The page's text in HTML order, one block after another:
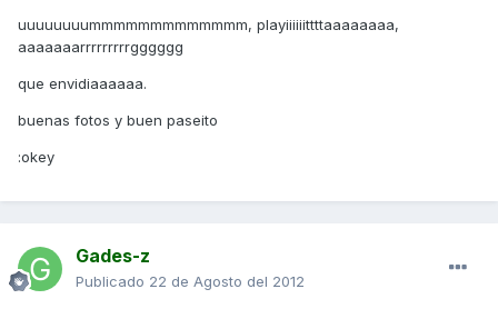
uuuuuuuummmmmmmmmmmmm, playiiiiiittttaaaaaaaa,
aaaaaaarrrrrrrrrgggggg
que envidiaaaaaa.
buenas fotos y buen paseito
:okey
Gades-z
Publicado 22 de Agosto del 2012